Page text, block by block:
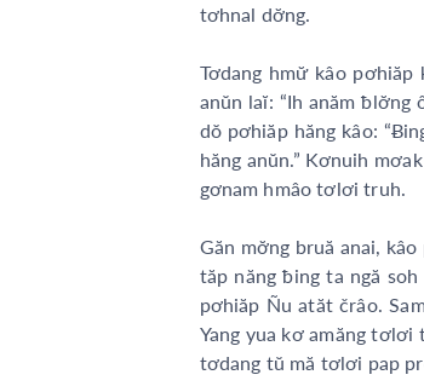
tơhnal dơ̆ng.
Tơdang hmư̆ kâo
anŭn laĭ: “Ih anăm
dŏ pơhiăp hăng kâo:
hăng anŭn.” Kơnuih
gơnam hmâo tơlơi truh.
Găn mơ̆ng bruă anai,
tăp năng ƀing ta ngă
pơhiăp Ñu atăt črâo.
Yang yua kơ amăng
tơdang tŭ mă tơlơi pap